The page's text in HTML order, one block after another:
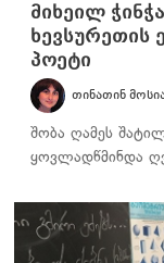
მიხეილ
ხევსურეთის
პოეტი
ᲗᲘᲜᲐᲗᲘᲜ
შობა ღამეს
ყოვლადწმინდა